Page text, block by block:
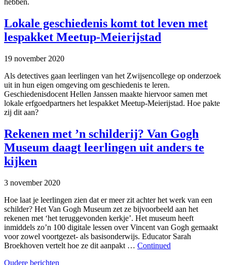
hebben.
Lokale geschiedenis komt tot leven met
lespakket Meetup-Meierijstad
19 november 2020
Als detectives gaan leerlingen van het Zwijsencollege op onderzoek
uit in hun eigen omgeving om geschiedenis te leren.
Geschiedenisdocent Hellen Janssen maakte hiervoor samen met
lokale erfgoedpartners het lespakket Meetup-Meierijstad. Hoe pakte
zij dit aan?
Rekenen met ’n schilderij? Van Gogh
Museum daagt leerlingen uit anders te
kijken
3 november 2020
Hoe laat je leerlingen zien dat er meer zit achter het werk van een
schilder? Het Van Gogh Museum zet ze bijvoorbeeld aan het
rekenen met ‘het teruggevonden kerkje’. Het museum heeft
inmiddels zo’n 100 digitale lessen over Vincent van Gogh gemaakt
voor zowel voortgezet- als basisonderwijs. Educator Sarah
Broekhoven vertelt hoe ze dit aanpakt … Continued
Oudere berichten